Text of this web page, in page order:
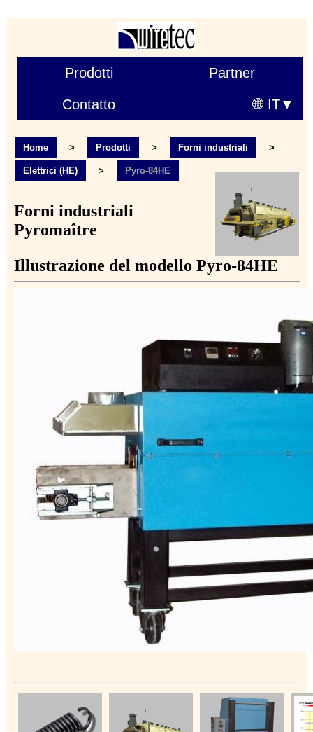
Prodotti Partner
Contatto IT
Home > Prodotti > Forni industriali >
Elettrici (HE) > Pyro-84HE
Forni industriali
Pyromaître
Illustrazione del modello Pyro-84HE